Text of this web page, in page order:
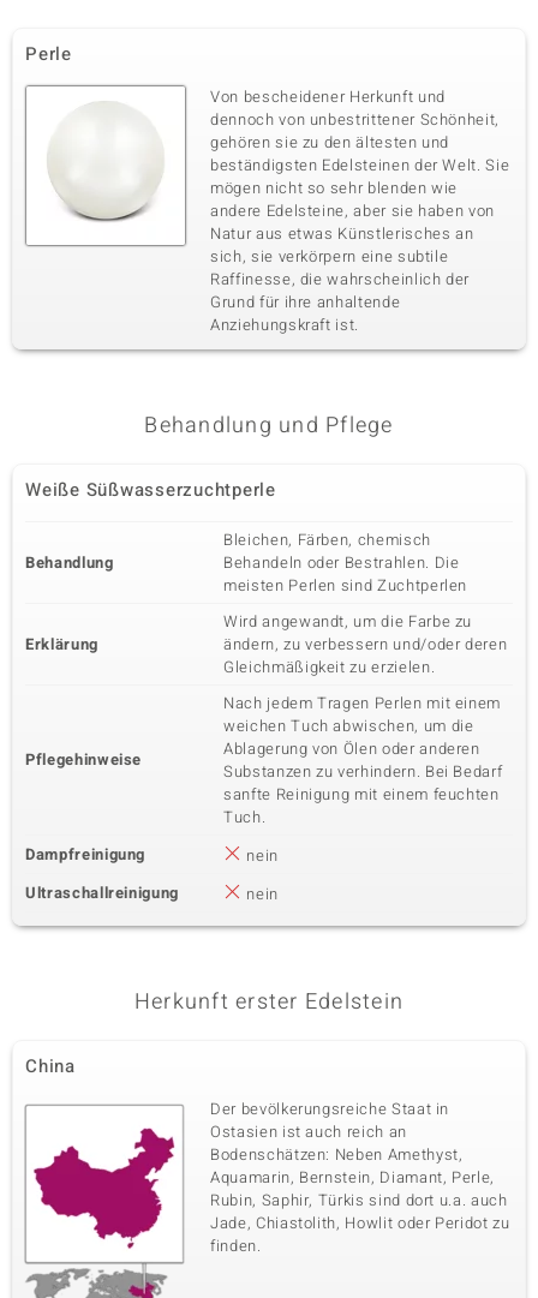
Perle
Von bescheidener Herkunft und
dennoch von unbestrittener Schönheit,
gehören sie zu den ältesten und
beständigsten Edelsteinen der Welt. Sie
mögen nicht so sehr blenden wie
andere Edelsteine, aber sie haben von
Natur aus etwas Künstlerisches an
sich, sie verkörpern eine subtile
Raffinesse, die wahrscheinlich der
Grund für ihre anhaltende
Anziehungskraft ist.
Behandlung und Pflege
Weiße Süßwasserzuchtperle
Behandlung
Bleichen, Färben, chemisch
Behandeln oder Bestrahlen. Die
meisten Perlen sind Zuchtperlen
Erklärung
Wird angewandt, um die Farbe zu
ändern, zu verbessern und/oder deren
Gleichmäßigkeit zu erzielen.
Pflegehinweise
Nach jedem Tragen Perlen mit einem
weichen Tuch abwischen, um die
Ablagerung von Ölen oder anderen
Substanzen zu verhindern. Bei Bedarf
sanfte Reinigung mit einem feuchten
Tuch.
Dampfreinigung
nein
Ultraschallreinigung
nein
Herkunft erster Edelstein
China
Der bevölkerungsreiche Staat in
Ostasien ist auch reich an
Bodenschätzen: Neben Amethyst,
Aquamarin, Bernstein, Diamant, Perle,
Rubin, Saphir, Türkis sind dort u.a. auch
Jade, Chiastolith, Howlit oder Peridot zu
finden.